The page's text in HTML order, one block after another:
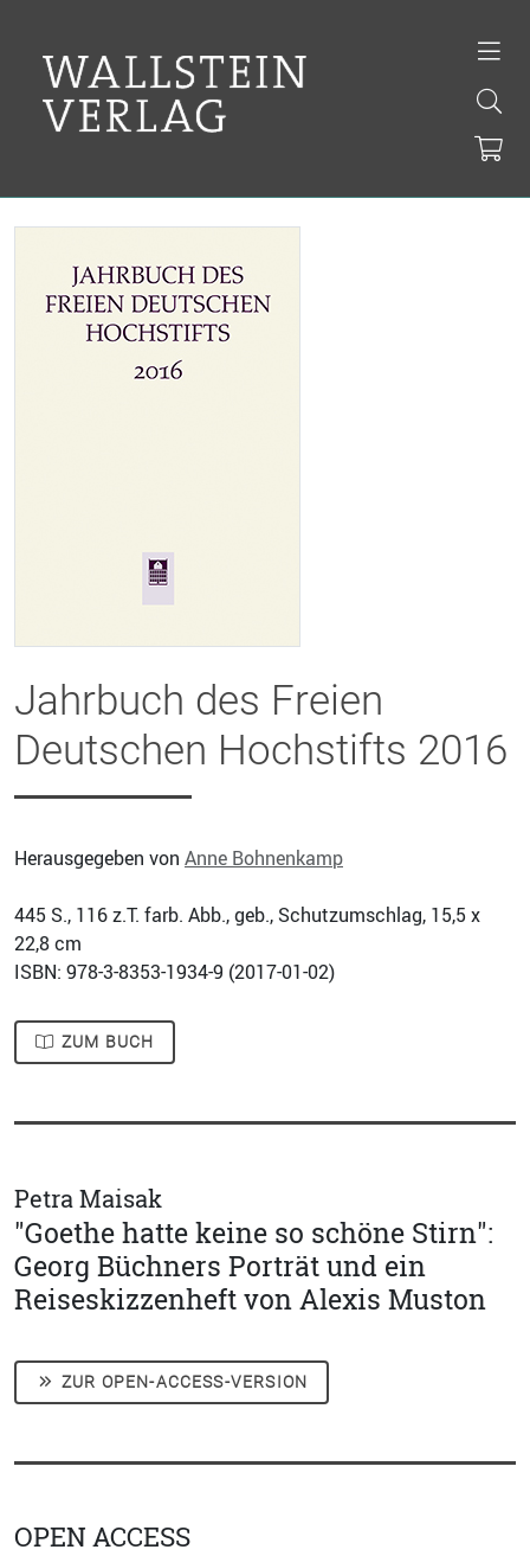
Jahrbuch des Freien
Deutschen Hochstifts 2016
Herausgegeben von Anne Bohnenkamp
445 S., 116 z.T. farb. Abb., geb., Schutzumschlag, 15,5 x
22,8 cm
ISBN: 978-3-8353-1934-9 (2017-01-02)
ZUM BUCH
Petra Maisak
"Goethe hatte keine so schöne Stirn":
Georg Büchners Porträt und ein
Reiseskizzenheft von Alexis Muston
ZUR OPEN-ACCESS-VERSION
OPEN ACCESS